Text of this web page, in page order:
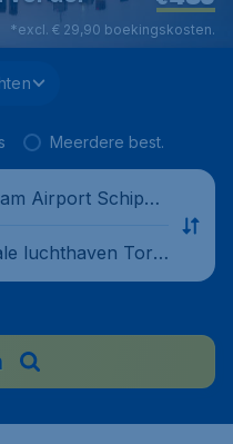
*excl. € 29,90 boekingskosten.
Meerdere best.
Airport Schipho
luchthaven Toro